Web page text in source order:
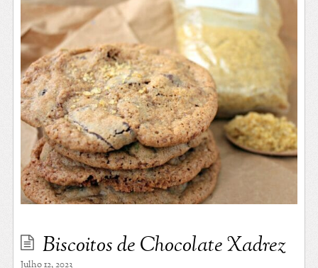
Biscoitos de Chocolate Xadrez
Julho 12, 2023